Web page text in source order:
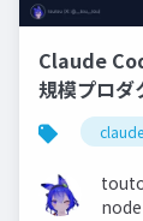
Claude
規模プロダ
要求整理か
までやって
node